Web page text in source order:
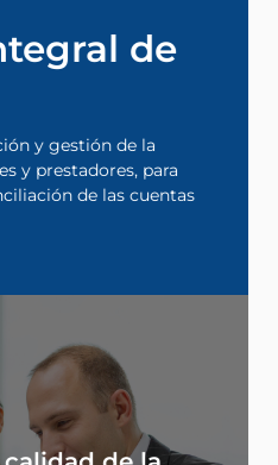
de
y gestión de la
y prestadores, para
de las cuentas
de
y gestión de la
y prestadores, para
de las cuentas
continuo.